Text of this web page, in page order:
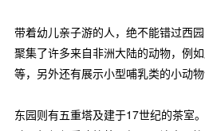
带着幼儿亲子游的人，绝不能错过西
聚集了许多来自非洲大陆的动物，例
等，另外还有展示小型哺乳类的小动物
东园则有五重塔及建于17世纪的茶室